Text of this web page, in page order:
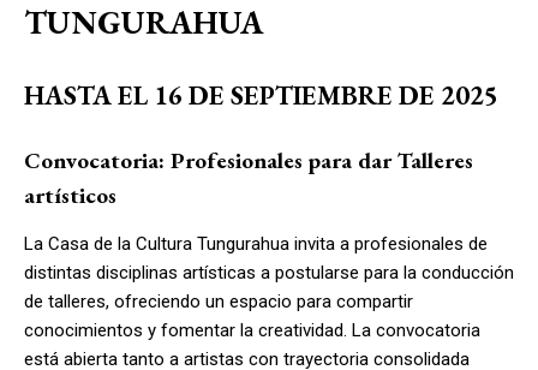
TUNGURAHUA
HASTA EL 16 DE SEPTIEMBRE DE 2025
Convocatoria: Profesionales para dar Talleres
artísticos
La Casa de la Cultura Tungurahua invita a profesionales de
distintas disciplinas artísticas a postularse para la conducción
de talleres, ofreciendo un espacio para compartir
conocimientos y fomentar la creatividad. La convocatoria
está abierta tanto a artistas con trayectoria consolidada